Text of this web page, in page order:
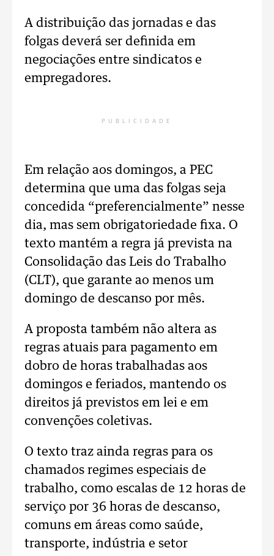
A distribuição das jornadas e das
folgas deverá ser definida em
negociações entre sindicatos e
empregadores.
PUBLICIDADE
Em relação aos domingos, a PEC
determina que uma das folgas seja
concedida “preferencialmente” nesse
dia, mas sem obrigatoriedade fixa. O
texto mantém a regra já prevista na
Consolidação das Leis do Trabalho
(CLT), que garante ao menos um
domingo de descanso por mês.
A proposta também não altera as
regras atuais para pagamento em
dobro de horas trabalhadas aos
domingos e feriados, mantendo os
direitos já previstos em lei e em
convenções coletivas.
O texto traz ainda regras para os
chamados regimes especiais de
trabalho, como escalas de 12 horas de
serviço por 36 horas de descanso,
comuns em áreas como saúde,
transporte, indústria e setor